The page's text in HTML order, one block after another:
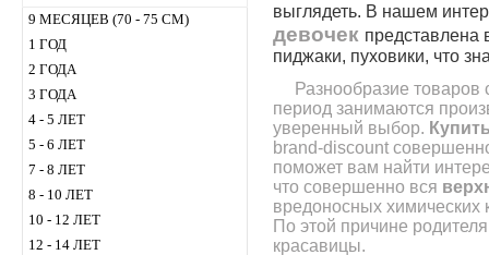
9 МЕСЯЦЕВ (70 - 75 СМ)
1 ГОД
2 ГОДА
3 ГОДА
4 - 5 ЛЕТ
5 - 6 ЛЕТ
7 - 8 ЛЕТ
8 - 10 ЛЕТ
10 - 12 ЛЕТ
12 - 14 ЛЕТ
выглядеть. В нашем
девочек представлена
пиджаки, пуховики, что
Разнообразие товаров
период занимаются
уверенный выбор.
brand-discount
поможет вам найти
что совершенно вся
вредоносных химических
По этой причине
красавицы.